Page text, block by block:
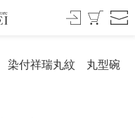
付祥瑞丸紋 丸型碗